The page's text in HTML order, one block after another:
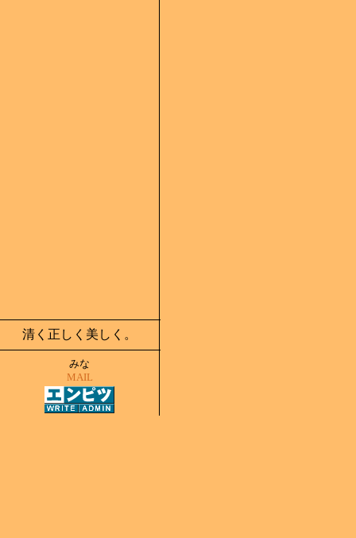
清く正しく美しく。
みな
MAIL